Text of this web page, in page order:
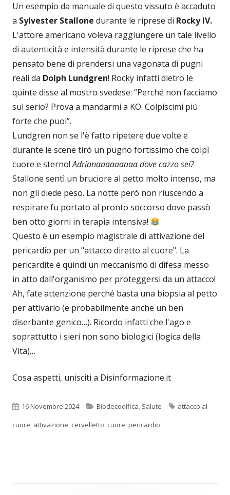
Un esempio da manuale di questo vissuto è accaduto
a Sylvester Stallone durante le riprese di Rocky IV.
L'attore americano voleva raggiungere un tale livello
di autenticità e intensità durante le riprese che ha
pensato bene di prendersi una vagonata di pugni
reali da Dolph Lundgren! Rocky infatti dietro le
quinte disse al mostro svedese: “Perché non facciamo
sul serio? Prova a mandarmi a KO. Colpiscimi più
forte che puoi”.
Lundgren non se l'è fatto ripetere due volte e
durante le scene tirò un pugno fortissimo che colpì
cuore e sterno!Adrianaaaaaaaaa dove cazzo sei?
Stallone sentì un bruciore al petto molto intenso, ma
non gli diede peso. La notte però non riuscendo a
respirare fu portato al pronto soccorso dove passò
ben otto giorni in terapia intensiva!
Questo è un esempio magistrale di attivazione del
pericardio per un "attacco diretto al cuore". La
pericardite è quindi un meccanismo di difesa messo
in atto dall'organismo per proteggersi da un attacco!
Ah, fate attenzione perché basta una biopsia al petto
per attivarlo (e probabilmente anche un ben
diserbante genico…). Ricordo infatti che l'ago e
soprattutto i sieri non sono biologici (logica della
Vita)…
Cosa aspetti, unisciti a Disinformazione.it
Pubblicato
16 Novembre 2024 Categorie
Biodecodifica, Salute Tag
attacco al
cuore, attivazione, cervelletto, cuore,pericardio